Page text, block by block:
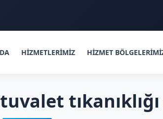
HİZMETLERİMİZ HİZMET